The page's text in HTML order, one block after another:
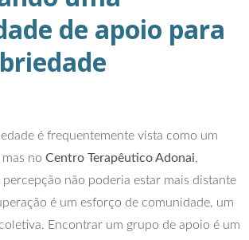
de apoio para
é frequentemente vista como um
no Centro Terapêutico Adonai,
percepção não poderia estar mais distante
é um esforço de comunidade, um
Encontrar um grupo de apoio é um